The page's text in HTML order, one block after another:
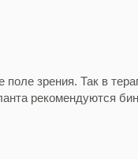
зрения. Так в
рекомендуются